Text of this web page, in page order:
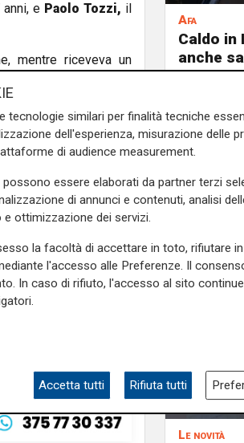
e Paolo Tozzi, il
mentre riceveva un
si siano fermati a
i militari hanno
di droga.
Liguria seguiteci sul
Afa
Caldo in
anche
Le novità
tecnologie similari per finalità tecniche
dell'esperienza, misurazione delle
di audience measurement.
essere elaborati da partner terzi
di annunci e contenuti, analisi
e ottimizzazione dei servizi.
la facoltà di accettare in toto, rifiutare
l'accesso alle Preferenze. Il
In caso di rifiuto, l'accesso al sito
Accetta tutti Rifiuta tutti